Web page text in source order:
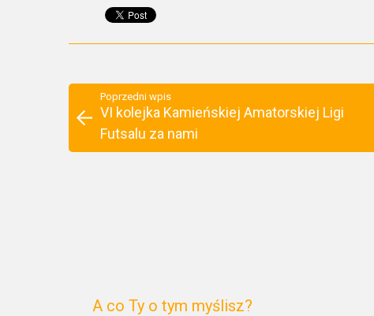
Poprzedni wpis
VI kolejka Kamieńskiej Amatorskiej Ligi
Futsalu za nami
A co Ty o tym myślisz?